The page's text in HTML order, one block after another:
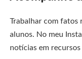
Trabalhar com fatos
alunos. No meu
notícias em